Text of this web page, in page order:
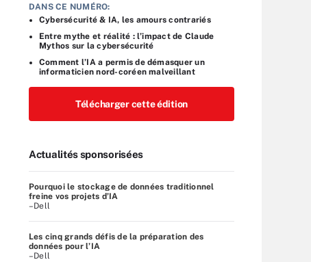
DANS CE NUMÉRO:
Cybersécurité & IA, les amours contrariés
Entre mythe et réalité : l’impact de Claude
Mythos sur la cybersécurité
Comment l’IA a permis de démasquer un
informaticien nord-coréen malveillant
Télécharger cette édition
Actualités sponsorisées
Pourquoi le stockage de données traditionnel
freine vos projets d’IA
–Dell
Les cinq grands défis de la préparation des
données pour l’IA
–Dell